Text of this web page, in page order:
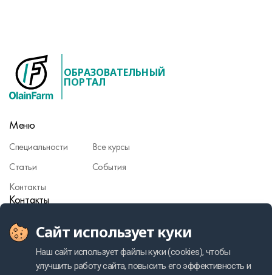
Сайт использует куки
Наш сайт использует файлы куки (cookies), чтобы
улучшить работу сайта, повысить его эффективность и
ОБРАЗОВАТЕЛЬНЫЙ
ПОРТАЛ
Меню
Специальности
Все курсы
Статьи
События
Контакты
Контакты
Фармаконадзор
Политика персональных данных